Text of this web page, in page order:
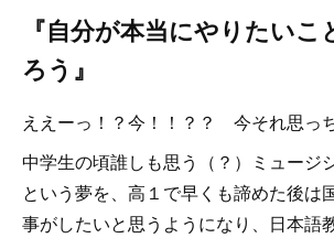
『自分が本当にやりたい
ろう』
ええーっ！？今！！？？ 今それ思っ
中学生の頃誰しも思う（？）ミュージ
という夢を、高１で早くも諦めた後は
事がしたいと思うようになり、日本語